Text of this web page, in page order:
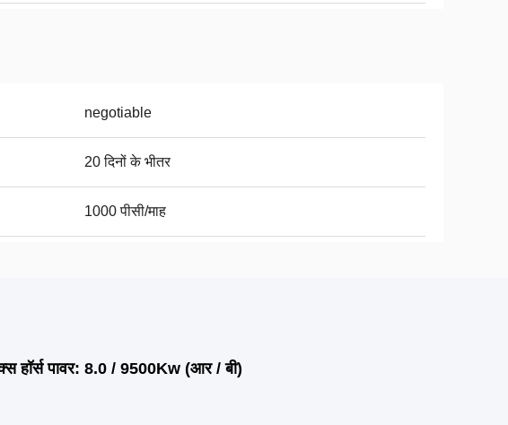
negotiable
20 दिनों के भीतर
1000 पीसी/माह
हॉर्स पावर: 8.0 / 9500Kw (आर / बी)